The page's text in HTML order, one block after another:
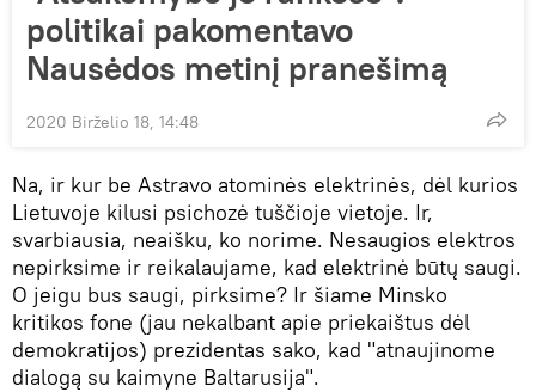
politikai pakomentavo
Nausėdos metinį pranešimą
2020 Birželio 18, 14:48
Na, ir kur be Astravo atominės elektrinės, dėl kurios
Lietuvoje kilusi psichozė tuščioje vietoje. Ir,
svarbiausia, neaišku, ko norime. Nesaugios elektros
nepirksime ir reikalaujame, kad elektrinė būtų saugi.
O jeigu bus saugi, pirksime? Ir šiame Minsko
kritikos fone (jau nekalbant apie priekaištus dėl
demokratijos) prezidentas sako, kad "atnaujinome
dialogą su kaimyne Baltarusija".